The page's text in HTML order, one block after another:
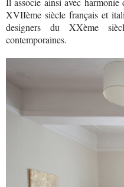
XVIIème siècle français et
designers du XXème
contemporaines.